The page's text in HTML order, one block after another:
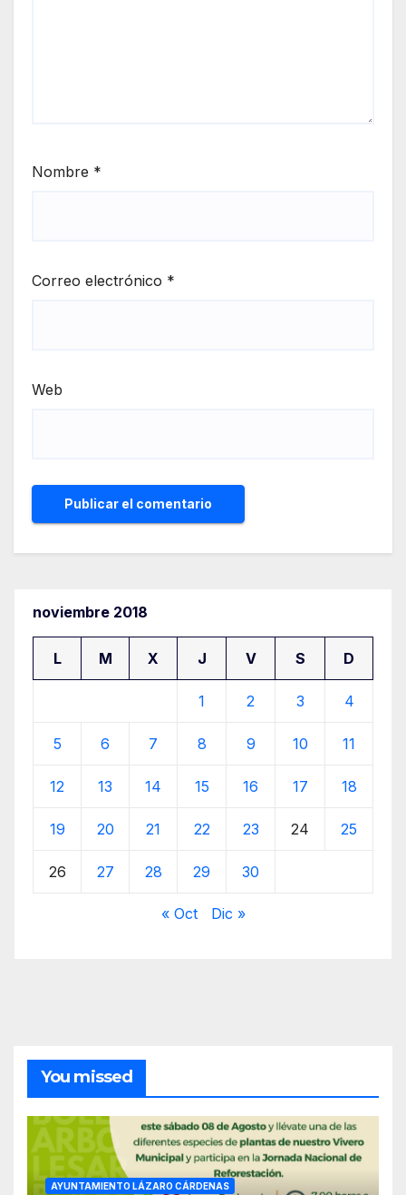
Nombre *
Correo electrónico *
Web
noviembre 2018
L M X J V S D
1 2 3 4
5 6 7 8 9 10 11
12 13 14 15 16 17 18
19 20 21 22 23 24 25
26 27 28 29 30
« Oct Dic »
You missed
AYUNTAMIENTO LÁZARO CÁRDENAS